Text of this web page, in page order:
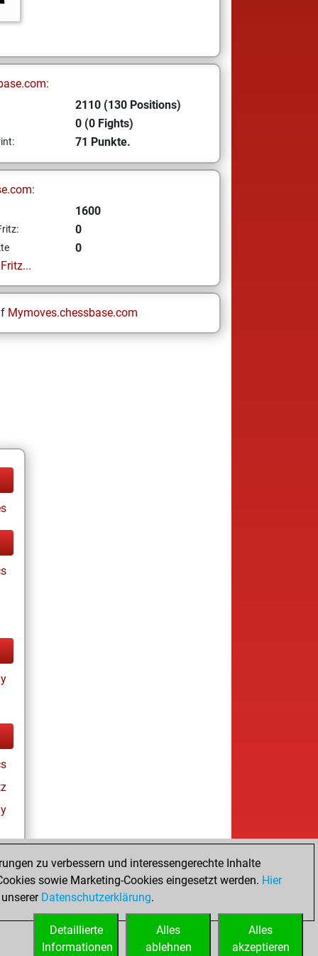
2110 (130 Positions)
0 (0 Fights)
71 Punkte.
1600
0
0
Mymoves.chessbase.com
zu verbessern und interessengerechte Inhalte
sowie Marketing-Cookies eingesetzt werden. Hier
Datenschutzerklärung.
Alles
akzeptieren
Alles
ablehnen
Detaillierte
Informationen